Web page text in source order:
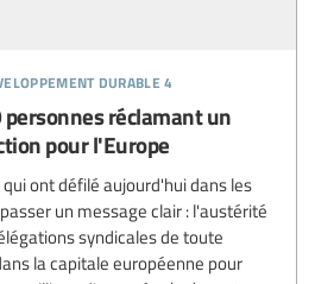
durable 4
réclamant un
pour l'Europe
ont défilé aujourd'hui dans les
un message clair : l'austérité
syndicales de toute
la capitale européenne pour